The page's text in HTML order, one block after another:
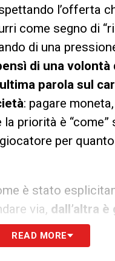
l’offerta
come segno di
di una
di una volontà
parola sul
: pagare
priorità è “come”
per
è stato
via, dall’altra
dichiarare che da
READ MORE